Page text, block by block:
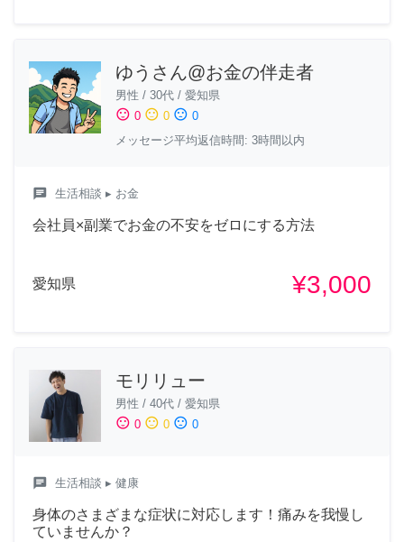
ゆうさん@お金の伴走者
男性 / 30代 / 愛知県
sentiment_satisfied 0 sentiment_neutral 0 sentiment_dissatisfied 0
メッセージ平均返信時間: 3時間以内
chat 生活相談 ▸ お金
会社員×副業でお金の不安をゼロにする方法
愛知県 ¥3,000
モリリュー
男性 / 40代 / 愛知県
sentiment_satisfied 0 sentiment_neutral 0 sentiment_dissatisfied 0
chat 生活相談 ▸ 健康
身体のさまざまな症状に対応します！痛みを我慢し
ていませんか？